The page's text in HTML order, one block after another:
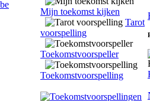
Mijn toekomst kijken
Tarot
voorspelling
Toekomstvoorspeller
Toekomstvoorspelling